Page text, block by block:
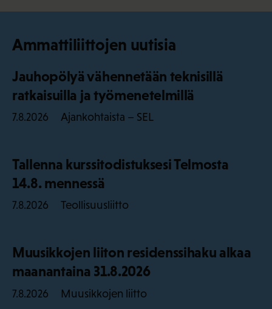
Ammattiliittojen uutisia
Jauhopölyä vähennetään teknisillä
ratkaisuilla ja työmenetelmillä
7.8.2026 Ajankohtaista – SEL
Tallenna kurssitodistuksesi Telmosta
14.8. mennessä
7.8.2026 Teollisuusliitto
Muusikkojen liiton residenssihaku alkaa
maanantaina 31.8.2026
7.8.2026 Muusikkojen liitto